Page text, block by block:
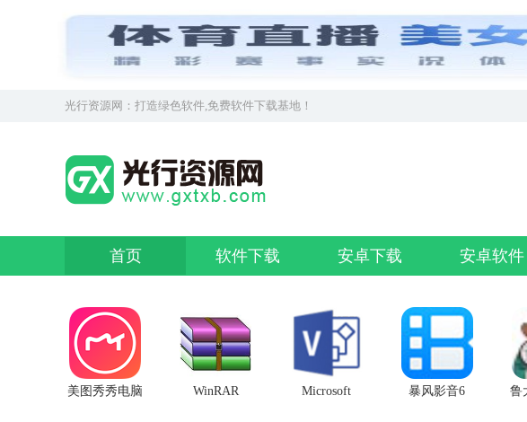
光行资源网：打造绿色软件,免费软件下载基地！
首页 软件下载 安卓下载 安卓软件
美图秀秀电脑 WinRAR
Microsoft
暴风影音6 鲁